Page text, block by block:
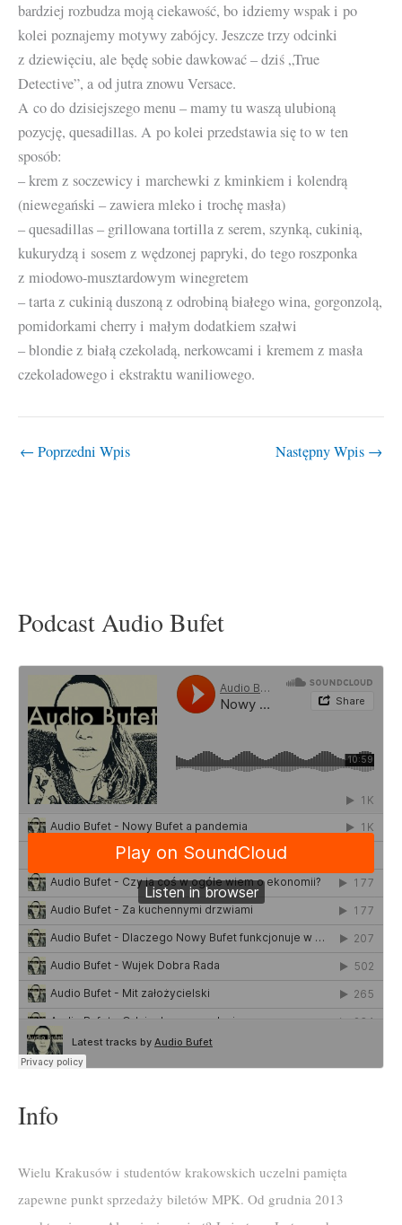
bardziej rozbudza moją ciekawość, bo idziemy wspak i po
kolei poznajemy motywy zabójcy. Jeszcze trzy odcinki
z dziewięciu, ale będę sobie dawkować – dziś „True
Detective”, a od jutra znowu Versace.
A co do dzisiejszego menu – mamy tu waszą ulubioną
pozycję, quesadillas. A po kolei przedstawia się to w ten
sposób:
– krem z soczewicy i marchewki z kminkiem i kolendrą
(niewegański – zawiera mleko i trochę masła)
– quesadillas – grillowana tortilla z serem, szynką, cukinią,
kukurydzą i sosem z wędzonej papryki, do tego roszponka
z miodowo-musztardowym winegretem
– tarta z cukinią duszoną z odrobiną białego wina, gorgonzolą,
pomidorkami cherry i małym dodatkiem szałwi
– blondie z białą czekoladą, nerkowcami i kremem z masła
czekoladowego i ekstraktu waniliowego.
← Poprzedni Wpis Następny Wpis →
Podcast Audio Bufet
Info
Wielu Krakusów i studentów krakowskich uczelni pamięta
zapewne punkt sprzedaży biletów MPK. Od grudnia 2013